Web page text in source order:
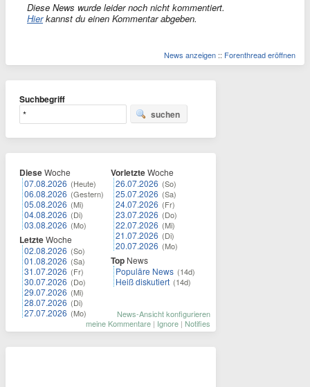
Diese News wurde leider noch nicht kommentiert.
Hierkannst du einen Kommentar abgeben.
News anzeigen :: Forenthread eröffnen
Suchbegriff
suchen
DieseWoche
07.08.2026 (Heute)
06.08.2026 (Gestern)
05.08.2026 (Mi)
04.08.2026 (Di)
03.08.2026 (Mo)
LetzteWoche
02.08.2026 (So)
01.08.2026 (Sa)
31.07.2026 (Fr)
30.07.2026 (Do)
29.07.2026 (Mi)
28.07.2026 (Di)
27.07.2026 (Mo)
VorletzteWoche
26.07.2026 (So)
25.07.2026 (Sa)
24.07.2026 (Fr)
23.07.2026 (Do)
22.07.2026 (Mi)
21.07.2026 (Di)
20.07.2026 (Mo)
Top News
Populäre News (14d)
Heiß diskutiert (14d)
News-Ansicht konfigurieren
meine Kommentare | Ignore | Notifies